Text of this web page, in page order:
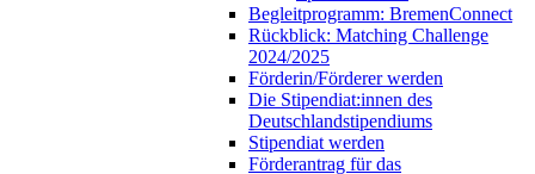
Begleitprogramm: BremenConnect
Rückblick: Matching Challenge
2024/2025
Förderin/Förderer werden
Die Stipendiat:innen des
Deutschlandstipendiums
Stipendiat werden
Förderantrag für das